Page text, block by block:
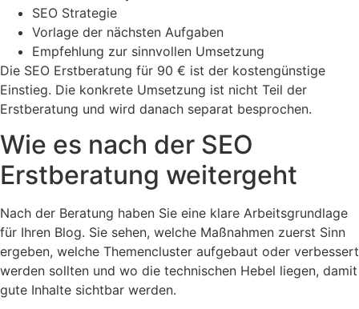
SEO Strategie
Vorlage der nächsten Aufgaben
Empfehlung zur sinnvollen Umsetzung
Die SEO Erstberatung für 90 € ist der kostengünstige
Einstieg. Die konkrete Umsetzung ist nicht Teil der
Erstberatung und wird danach separat besprochen.
Wie es nach der SEO
Erstberatung weitergeht
Nach der Beratung haben Sie eine klare Arbeitsgrundlage
für Ihren Blog. Sie sehen, welche Maßnahmen zuerst Sinn
ergeben, welche Themencluster aufgebaut oder verbessert
werden sollten und wo die technischen Hebel liegen, damit
gute Inhalte sichtbar werden.